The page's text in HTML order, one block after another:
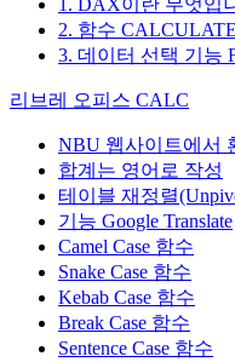
1. DAX이란 무엇입
2. 함수 CALCULATE
3. 데이터 선택 기능
리브레 오피스 CALC
NBU 웹사이트에서
합계는 영어로 작성
테이블 재정렬
기능 Google Translate
Camel Case 함수
Snake Case 함수
Kebab Case 함수
Break Case 함수
Sentence Case 함수